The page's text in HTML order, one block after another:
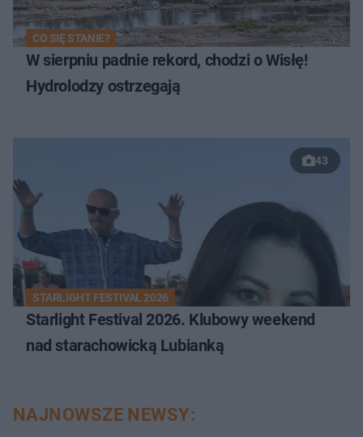
CO SIĘ STANIE?
W sierpniu padnie rekord, chodzi o Wisłę!
Hydrolodzy ostrzegają
43
STARLIGHT FESTIVAL 2026
Starlight Festival 2026. Klubowy weekend
nad starachowicką Lubianką
NAJNOWSZE NEWSY: